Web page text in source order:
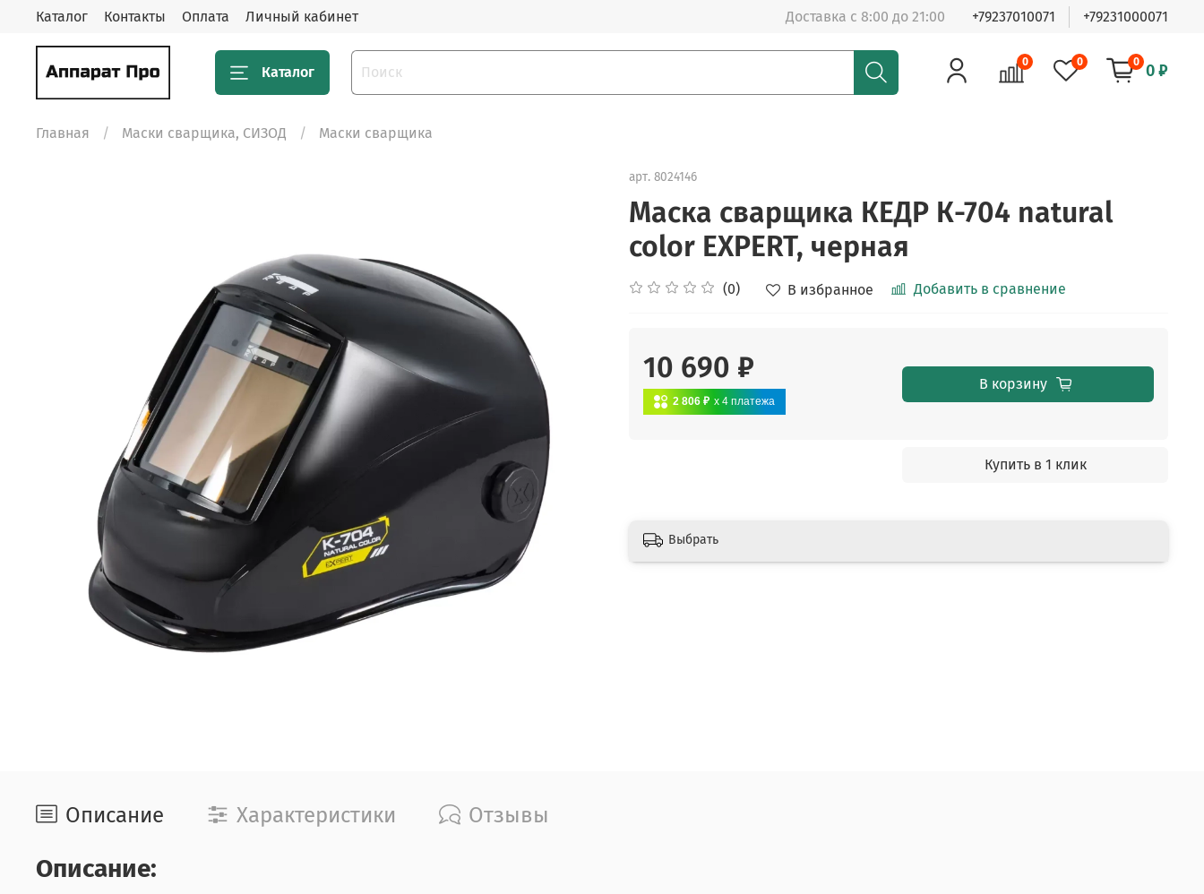
Каталог Контакты Оплата Личный кабинет Доставка с 8:00 до 21:00 +79237010071 +79231000071
Каталог
0 0 0 0 ₽
Главная Маски сварщика, СИЗОД Маски сварщика
арт. 8024146
Маска сварщика КЕДР К-704 natural
color EXPERT, черная
(0) В избранное Добавить в сравнение
10 690 ₽
2 806 ₽ x 4 платежа
В корзину
Купить в 1 клик
Выбрать
Описание Характеристики Отзывы
Описание: